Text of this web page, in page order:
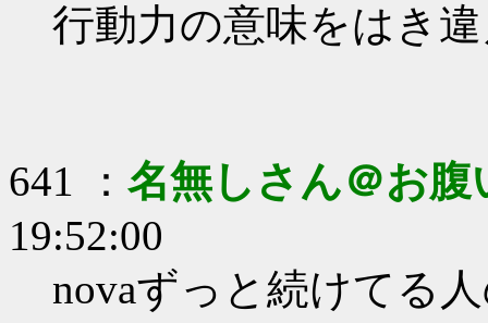
行動力の意味をはき
641 ： 名無しさん＠お腹
19:52:00
novaずっと続けてる